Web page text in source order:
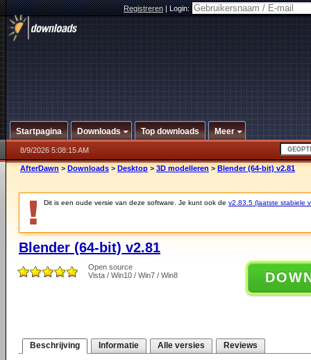
Registreren|Login:
Startpagina Downloads Top downloads Meer
8/9/2026 5:08:15 AM
AfterDawn > Downloads > Desktop > 3D modelleren > Blender (64-bit) v2.81
Dit is een oude versie van deze software. Je kunt ook de v2.83.5 (laatste stabiele
Blender (64-bit) v2.81
Open source
Vista / Win10 / Win7 / Win8
Beschrijving Informatie Alle versies Reviews